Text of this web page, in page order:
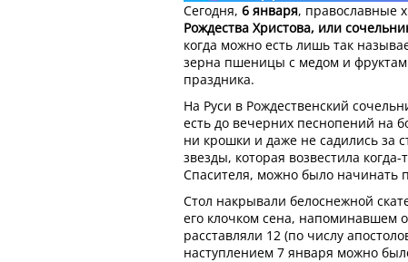
Сегодня, 6 января, православные
Рождества Христова, или
когда можно есть лишь так
зерна пшеницы с медом и
праздника.
На Руси в Рождественский
есть до вечерних песнопений на
ни крошки и даже не садились за
звезды, которая возвестила
Спасителя, можно было начинать
Стол накрывали белоснежной
его клочком сена, напоминавшем
расставляли 12 (по числу
наступлением 7 января можно